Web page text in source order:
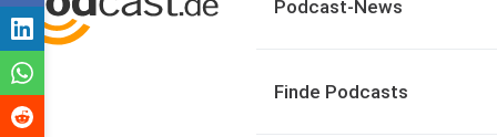
Podcast-News
Finde Podcasts